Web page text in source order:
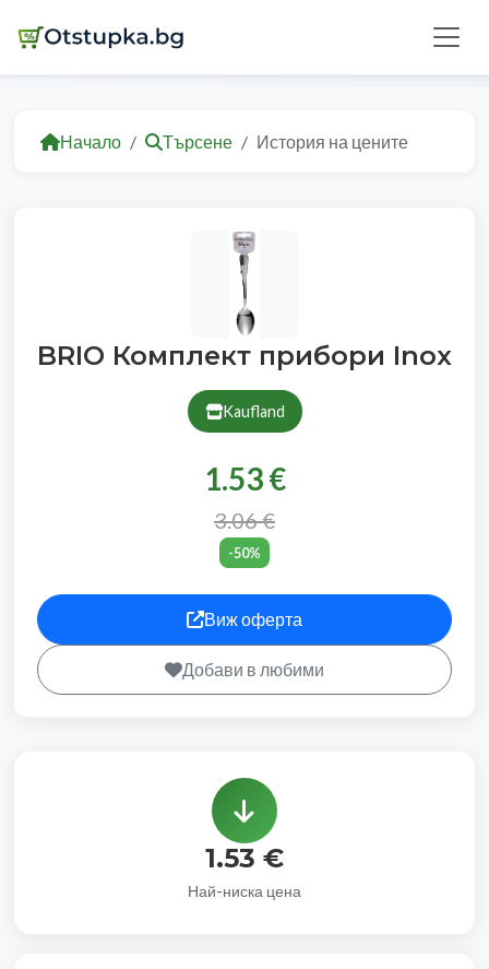
Начало Търсене История на цените
BRIO Комплект прибори Inox
Kaufland
1.53 €
3.06 €
-50%
Виж оферта
Добави в любими
1.53 €
Най-ниска цена